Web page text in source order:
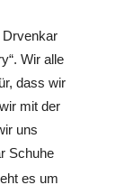
Drvenkar
Wir alle
dass wir
mit der
uns
Schuhe
es um